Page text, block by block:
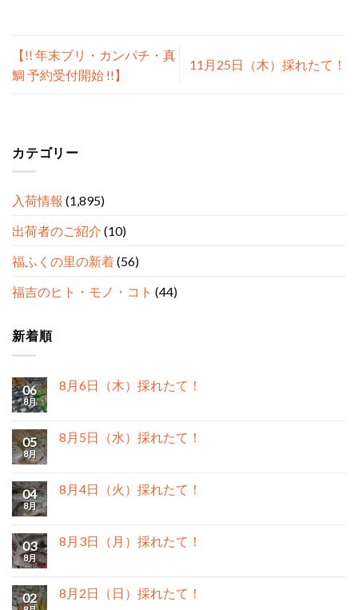
カテゴリー
入荷情報 (1,895)
出荷者のご紹介 (10)
福ふくの里の新着(56)
福吉のヒト・モノ・コト (44)
新着順
06
8月
8月6日（木）採れたて！
05
8月
8月5日（水）採れたて！
04
8月
8月4日（火）採れたて！
03
8月
8月3日（月）採れたて！
02 8月2日（日）採れたて！
【!! 年末ブリ・カンパチ・真
鯛 予約受付開始 !!】
11月25日（木）採れたて！